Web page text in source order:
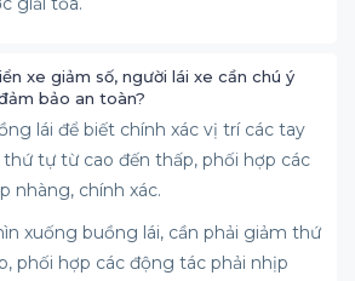
xe giảm số, người lái xe cần chú ý
bảo an toàn?
lái để biết chính xác vị trí các tay
thứ tự từ cao đến thấp, phối hợp các
nhàng, chính xác.
xuống buồng lái, cần phải giảm thứ
phối hợp các động tác phải nhịp